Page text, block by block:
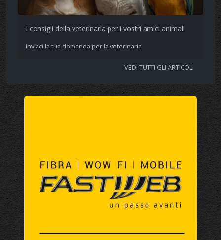
I consigli della veterinaria per i vostri amici animali
Inviaci la tua domanda per la veterinaria
VEDI TUTTI GLI ARTICOLI